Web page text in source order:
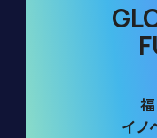
イノ